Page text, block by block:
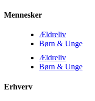
Mennesker
Ældreliv
Børn & Unge
Ældreliv
Børn & Unge
Erhverv